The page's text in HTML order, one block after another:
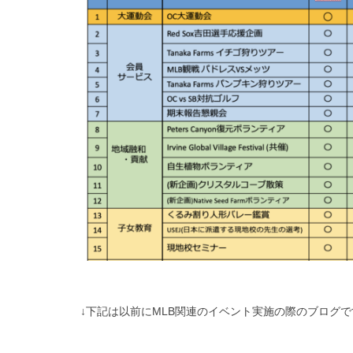
↓下記は以前にMLB関連のイベント実施の際のブログ